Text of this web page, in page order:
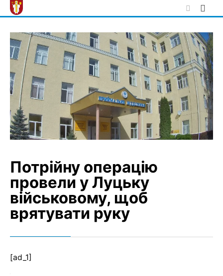
Skip
to
Потрійну операцію
провели у Луцьку
військовому, щоб
врятувати руку
[ad_1]